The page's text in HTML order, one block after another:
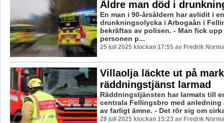
Äldre man död i
En man i 90-årsåldern har avlidit i en
drunkningsolycka i Arbogaån i
bekräftas av polisen. - Man fick upp
personen p...
25 juli 2025 klockan 17:55 av Fredrik
Villaolja läckte ut på
räddningstjänst larmad
Räddningstjänsten har larmats till
centrala Fellingsbro med anledning
av farligt ämne. - Det rör sig om
28 juli 2025 klockan 15:23 av Fredrik